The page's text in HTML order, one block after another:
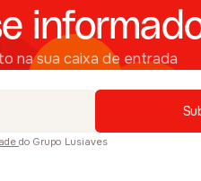
na sua caixa de entrada
do Grupo Lusiaves